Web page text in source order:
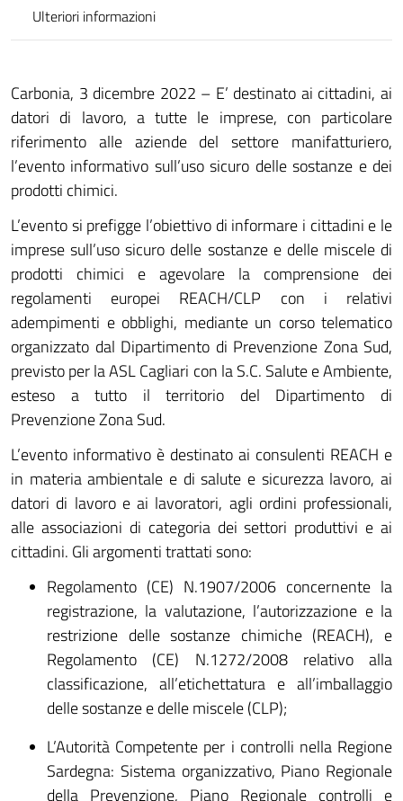
Ulteriori informazioni
Carbonia, 3 dicembre 2022 – E’ destinato ai cittadini, ai
datori di lavoro, a tutte le imprese, con particolare
riferimento alle aziende del settore manifatturiero,
l’evento informativo sull’uso sicuro delle sostanze e dei
prodotti chimici.
L’evento si prefigge l’obiettivo di informare i cittadini e le
imprese sull’uso sicuro delle sostanze e delle miscele di
prodotti chimici e agevolare la comprensione dei
regolamenti europei REACH/CLP con i relativi
adempimenti e obblighi, mediante un corso telematico
organizzato dal Dipartimento di Prevenzione Zona Sud,
previsto per la ASL Cagliari con la S.C. Salute e Ambiente,
esteso a tutto il territorio del Dipartimento di
Prevenzione Zona Sud.
L’evento informativo è destinato ai consulenti REACH e
in materia ambientale e di salute e sicurezza lavoro, ai
datori di lavoro e ai lavoratori, agli ordini professionali,
alle associazioni di categoria dei settori produttivi e ai
cittadini. Gli argomenti trattati sono:
Regolamento (CE) N.1907/2006 concernente la
registrazione, la valutazione, l’autorizzazione e la
restrizione delle sostanze chimiche (REACH), e
Regolamento (CE) N.1272/2008 relativo alla
classificazione, all’etichettatura e all’imballaggio
delle sostanze e delle miscele (CLP);
L’Autorità Competente per i controlli nella Regione
Sardegna: Sistema organizzativo, Piano Regionale
della Prevenzione, Piano Regionale controlli e